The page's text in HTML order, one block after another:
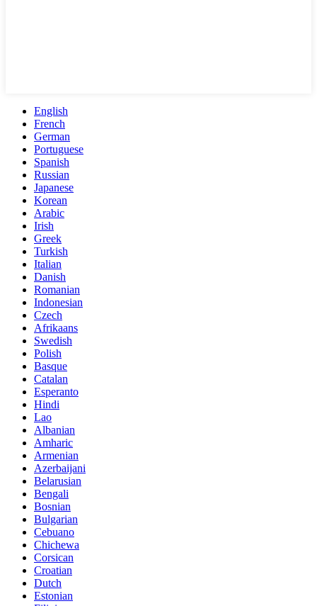
English
French
German
Portuguese
Spanish
Russian
Japanese
Korean
Arabic
Irish
Greek
Turkish
Italian
Danish
Romanian
Indonesian
Czech
Afrikaans
Swedish
Polish
Basque
Catalan
Esperanto
Hindi
Lao
Albanian
Amharic
Armenian
Azerbaijani
Belarusian
Bengali
Bosnian
Bulgarian
Cebuano
Chichewa
Corsican
Croatian
Dutch
Estonian